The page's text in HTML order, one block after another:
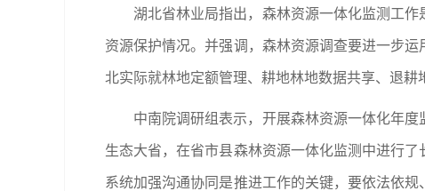
湖北省林业局指出，森林资源一体化监测工
资源保护情况。并强调，森林资源调查要进一步
北实际就林地定额管理、耕地林地数据共享、退耕
中南院调研组表示，开展森林资源一体化年
生态大省，在省市县森林资源一体化监测中进行
系统加强沟通协同是推进工作的关键，要依法依